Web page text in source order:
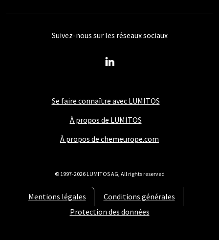
Se faire connaître avec LUMITOS
À propos de LUMITOS
À propos de chemeurope.com
Mentions légales
Conditions générales
Protection des données
Suivez-nous sur les réseaux sociaux
© 1997-2026 LUMITOS AG, All rights reserved